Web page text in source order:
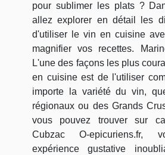
pour sublimer les plats ?
allez explorer en détail les
d'utiliser le vin en cuisine
magnifier vos recettes.
L'une des façons les plus
en cuisine est de l'utiliser
importe la variété du vin,
régionaux ou des Grands
vous pouvez trouver sur
Cubzac O-epicuriens.fr,
expérience gustative